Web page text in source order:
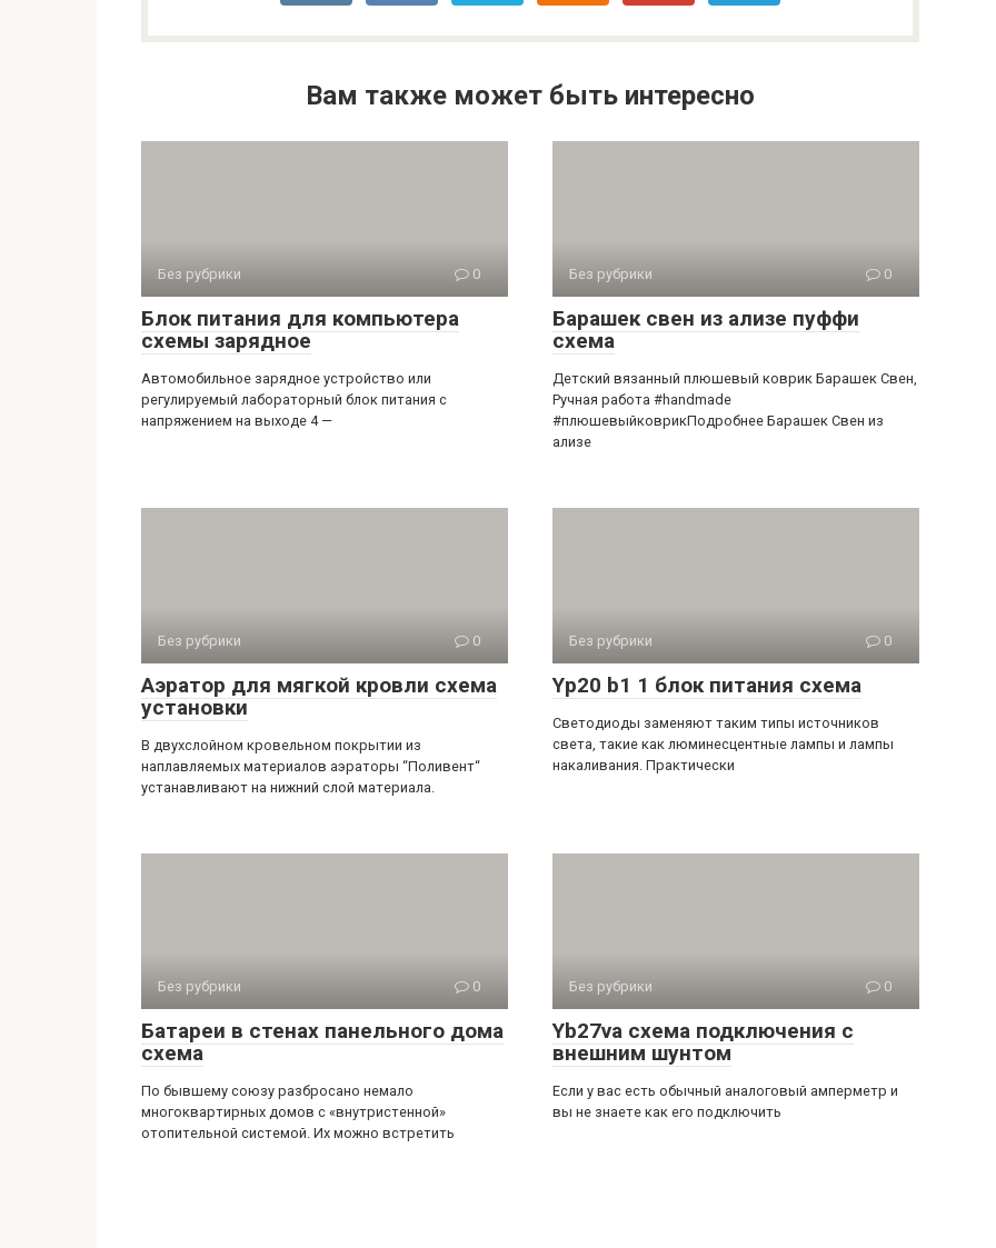
Вам также может быть интересно
Без рубрики 0
Блок питания для компьютера
схемы зарядное
Автомобильное зарядное устройство или
регулируемый лабораторный блок питания с
напряжением на выходе 4 —
Без рубрики 0
Барашек свен из ализе пуффи
схема
Детский вязанный плюшевый коврик Барашек Свен,
Ручная работа #handmade
#плюшевыйковрикПодробнее Барашек Свен из
ализе
Без рубрики 0
Аэратор для мягкой кровли схема
установки
В двухслойном кровельном покрытии из
наплавляемых материалов аэраторы “Поливент“
устанавливают на нижний слой материала.
Без рубрики 0
Yp20 b1 1 блок питания схема
Светодиоды заменяют таким типы источников
света, такие как люминесцентные лампы и лампы
накаливания. Практически
Без рубрики 0
Батареи в стенах панельного дома
схема
По бывшему союзу разбросано немало
многоквартирных домов с «внутристенной»
отопительной системой. Их можно встретить
Без рубрики 0
Yb27va схема подключения с
внешним шунтом
Если у вас есть обычный аналоговый амперметр и
вы не знаете как его подключить